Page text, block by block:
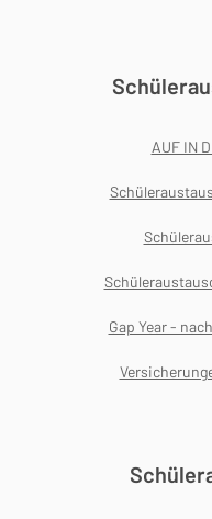
AUF IN
Gap Year -